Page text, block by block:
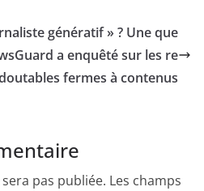
génératif » ? Une que
a enquêté sur les re
fermes à contenus
pas publiée. Les champs